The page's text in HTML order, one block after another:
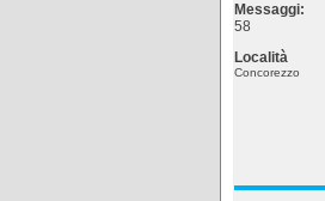
Messaggi:
58
Località
Concorezzo